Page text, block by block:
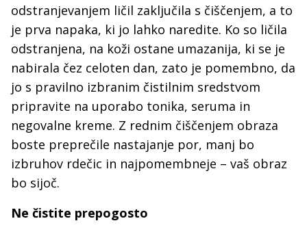
odstranjevanjem ličil zaključila s čiščenjem, a to
je prva napaka, ki jo lahko naredite. Ko so ličila
odstranjena, na koži ostane umazanija, ki se je
nabirala čez celoten dan, zato je pomembno, da
jo s pravilno izbranim čistilnim sredstvom
pripravite na uporabo tonika, seruma in
negovalne kreme. Z rednim čiščenjem obraza
boste preprečile nastajanje por, manj bo
izbruhov rdečic in najpomembneje – vaš obraz
bo sijoč.
Ne čistite prepogosto